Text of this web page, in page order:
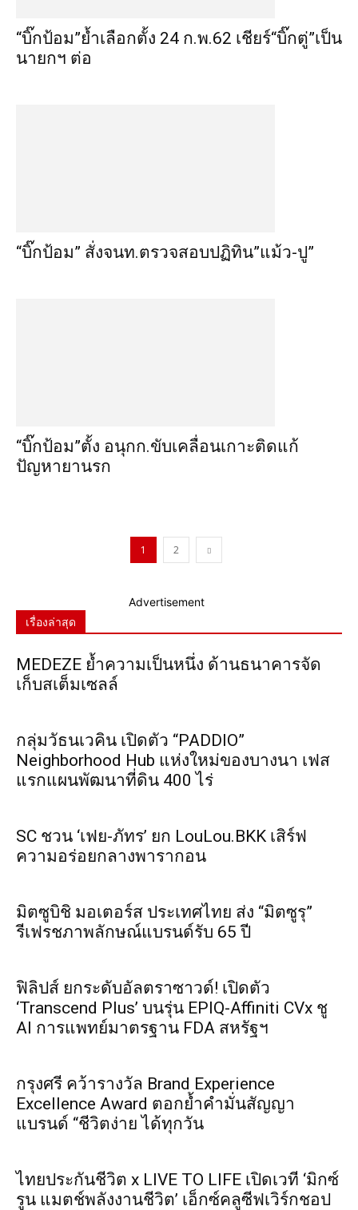
“บิ๊กป้อม”ย้ำเลือกตั้ง 24 ก.พ.62 เชียร์“บิ๊กตู่”เป็น
นายกฯ ต่อ
“บิ๊กป้อม” สั่งจนท.ตรวจสอบปฏิทิน”แม้ว-ปู”
“บิ๊กป้อม”ตั้ง อนุกก.ขับเคลื่อนเกาะติดแก้
ปัญหายานรก
1 2
Advertisement
เรื่องล่าสุด
MEDEZE ย้ำความเป็นหนึ่ง ด้านธนาคารจัด
เก็บสเต็มเซลล์
กลุ่มวัธนเวคิน เปิดตัว “PADDIO”
Neighborhood Hub แห่งใหม่ของบางนา เฟส
แรกแผนพัฒนาที่ดิน 400 ไร่
SC ชวน ‘เฟย-ภัทร’ ยก LouLou.BKK เสิร์ฟ
ความอร่อยกลางพารากอน
มิตซูบิชิ มอเตอร์ส ประเทศไทย ส่ง “มิตซูรุ”
รีเฟรชภาพลักษณ์แบรนด์รับ 65 ปี
ฟิลิปส์ ยกระดับอัลตราซาวด์! เปิดตัว
‘Transcend Plus’ บนรุ่น EPIQ-Affiniti CVx ชู
AI การแพทย์มาตรฐาน FDA สหรัฐฯ
กรุงศรี คว้ารางวัล Brand Experience
Excellence Award ตอกย้ำคำมั่นสัญญา
แบรนด์ “ชีวิตง่าย ได้ทุกวัน
ไทยประกันชีวิต x LIVE TO LIFE เปิดเวที ‘มิกซ์
รูน แมตช์พลังงานชีวิต’ เอ็กซ์คลูซีฟเวิร์กชอป